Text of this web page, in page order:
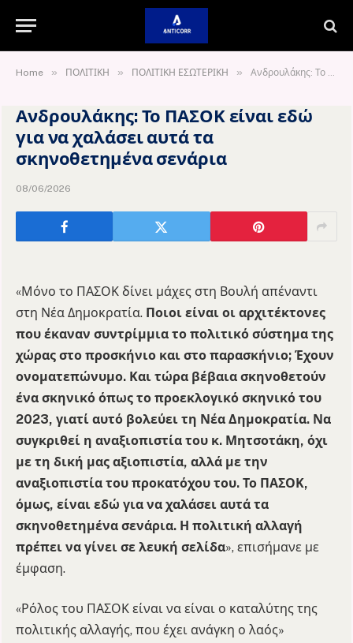
Home » ΠΟΛΙΤΙΚΗ » ΠΟΛΙΤΙΚΗ ΕΣΩΤΕΡΙΚΗ » Ανδρουλάκης: Το ΠΑΣΟΚ είναι εδώ για να χαλάσει αυτά τα σκηνοθετημένα σενάρια
Ανδρουλάκης: Το ΠΑΣΟΚ είναι εδώ
για να χαλάσει αυτά τα
σκηνοθετημένα σενάρια
08/06/2026
«Μόνο το ΠΑΣΟΚ δίνει μάχες στη Βουλή απέναντι
στη Νέα Δημοκρατία. Ποιοι είναι οι αρχιτέκτονες
που έκαναν συντρίμμια το πολιτικό σύστημα της
χώρας στο προσκήνιο και στο παρασκήνιο; Έχουν
ονοματεπώνυμο. Και τώρα βέβαια σκηνοθετούν
ένα σκηνικό όπως το προεκλογικό σκηνικό του
2023, γιατί αυτό βολεύει τη Νέα Δημοκρατία. Να
συγκριθεί η αναξιοπιστία του κ. Μητσοτάκη, όχι
με τη δική μας αξιοπιστία, αλλά με την
αναξιοπιστία του προκατόχου του. Το ΠΑΣΟΚ,
όμως, είναι εδώ για να χαλάσει αυτά τα
σκηνοθετημένα σενάρια. Η πολιτική αλλαγή
πρέπει να γίνει σε λευκή σελίδα», επισήμανε με
έμφαση.
«Ρόλος του ΠΑΣΟΚ είναι να είναι ο καταλύτης της
πολιτικής αλλαγής, που έχει ανάγκη ο λαός»